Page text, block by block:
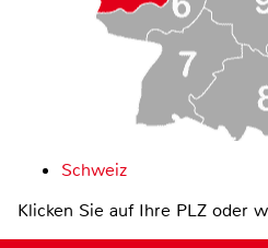
Schweiz
Klicken Sie auf Ihre PLZ oder